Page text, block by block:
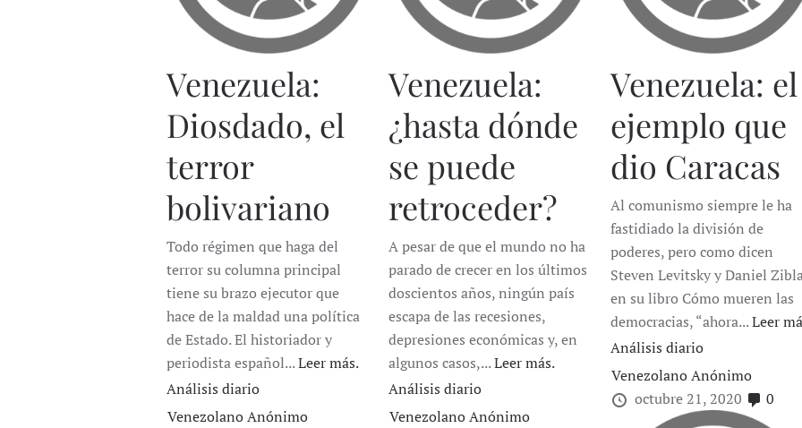
Venezuela:
Diosdado, el
terror
bolivariano
Todo régimen que haga del
terror su columna principal
tiene su brazo ejecutor que
hace de la maldad una política
de Estado. El historiador y
periodista español...Leer más.
Análisis diario
Venezolano Anónimo
Venezuela:
¿hasta dónde
se puede
retroceder?
A pesar de que el mundo no ha
parado de crecer en los últimos
doscientos años, ningún país
escapa de las recesiones,
depresiones económicas y, en
algunos casos,...Leer más.
Análisis diario
Venezolano Anónimo
Venezuela: el
ejemplo que
dio Caracas
Al comunismo siempre le ha
fastidiado la división de
poderes, pero como dicen
Steven Levitsky y Daniel
en su libro Cómo mueren las
democracias, “ahora...Leer
Análisis diario
Venezolano Anónimo
octubre 21, 2020
0